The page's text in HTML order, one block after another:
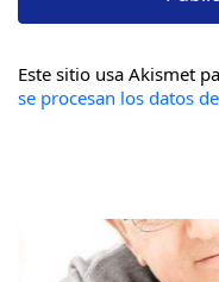
Este sitio usa Akismet
se procesan los datos